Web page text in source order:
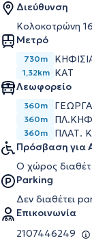
Διεύθυνση
Κολοκοτρώνη
Μετρό
730m
1,32km ΚΑΤ
Λεωφορείο
360m
360m
360m
ΠΛΑΤ.
Πρόσβαση για
Ο χώρος
Parking
Δεν διαθέτει
Επικοινωνία
2107446249